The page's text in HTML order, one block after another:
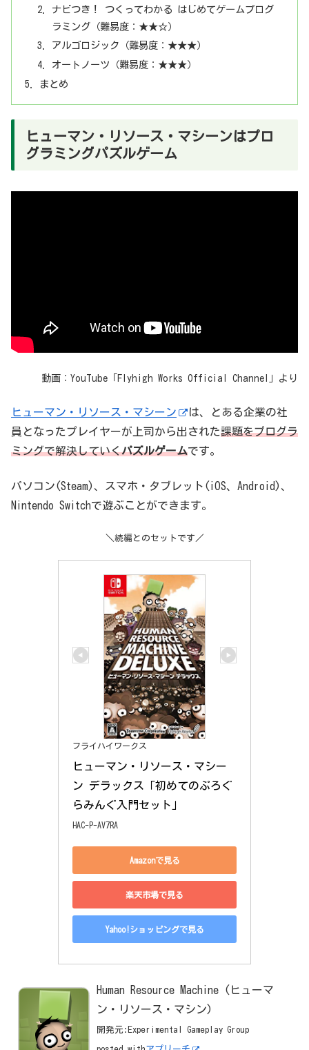
ナビつき！ つくってわかる はじめてゲームプログ
ラミング（難易度：★★☆）
アルゴロジック（難易度：★★★）
オートノーツ（難易度：★★★）
まとめ
ヒューマン・リソース・マシーンはプロ
グラミングパズルゲーム
動画：YouTube「Flyhigh Works Official Channel」より
ヒューマン・リソース・マシーン
は、とある企業の社
員となったプレイヤーが上司から出された課題をプログラ
ミングで解決していくパズルゲームです。
パソコン(Steam)、スマホ・タブレット(iOS、Android)、
Nintendo Switchで遊ぶことができます。
＼続編とのセットです／
フライハイワークス
ヒューマン・リソース・マシー
ン デラックス「初めてのぷろぐ
らみんぐ入門セット」
HAC-P-AV7RA
Amazonで見る
楽天市場で見る
Yahoo!ショッピングで見る
Human Resource Machine (ヒューマ
ン・リソース・マシン)
開発元: Experimental Gameplay Group